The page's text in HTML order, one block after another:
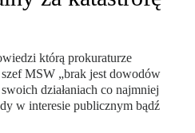
którą prokuraturze
MSW „brak jest dowodów
działaniach co najmniej
w interesie publicznym bądź